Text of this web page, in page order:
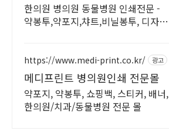
한의원 병의원 동물병원 인쇄전문 -
약봉투,약포지,챠트,비닐봉투, 디자인
https://www.medi-print.co.kr/ 광고
메디프린트 병의원인쇄 전문몰
약포지, 약봉투, 쇼핑백, 스티커, 배너,
한의원/치과/동물병원 전문 몰